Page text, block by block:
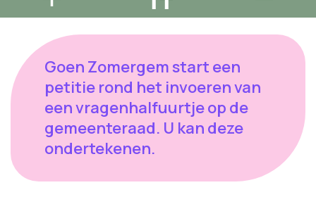
Goen Zomergem start een
petitie rond het invoeren van
een vragenhalfuurtje op de
gemeenteraad. U kan deze
ondertekenen.